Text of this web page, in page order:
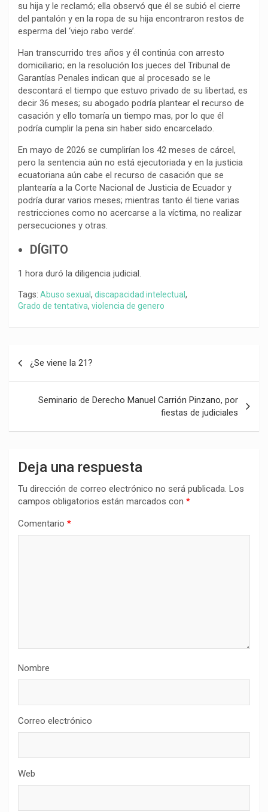
su hija y le reclamó; ella observó que él se subió el cierre
del pantalón y en la ropa de su hija encontraron restos de
esperma del ‘viejo rabo verde’.
Han transcurrido tres años y él continúa con arresto
domiciliario; en la resolución los jueces del Tribunal de
Garantías Penales indican que al procesado se le
descontará el tiempo que estuvo privado de su libertad, es
decir 36 meses; su abogado podría plantear el recurso de
casación y ello tomaría un tiempo mas, por lo que él
podría cumplir la pena sin haber sido encarcelado.
En mayo de 2026 se cumplirían los 42 meses de cárcel,
pero la sentencia aún no está ejecutoriada y en la justicia
ecuatoriana aún cabe el recurso de casación que se
plantearía a la Corte Nacional de Justicia de Ecuador y
podría durar varios meses; mientras tanto él tiene varias
restricciones como no acercarse a la víctima, no realizar
persecuciones y otras.
DÍGITO
1 hora duró la diligencia judicial.
Tags: Abuso sexual , discapacidad intelectual ,
Grado de tentativa, violencia de genero
entradas
¿Se viene la 21?
Seminario de Derecho Manuel Carrión Pinzano, por
fiestas de judiciales
Deja una respuesta
Tu dirección de correo electrónico no será publicada. Los
campos obligatorios están marcados con *
Comentario *
Nombre
Correo electrónico
Web